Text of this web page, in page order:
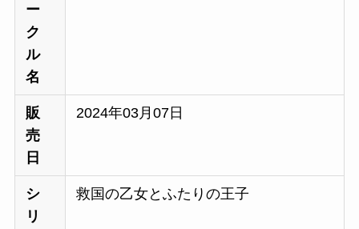
ー
ク
ル
名
販
売
日
2024年03月07日
シ
リ
救国の乙女とふたりの王子